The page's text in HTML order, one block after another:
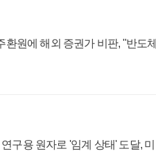
원에 해외 증권가 비판, "반도체
구용 원자로 '임계 상태' 도달, 미